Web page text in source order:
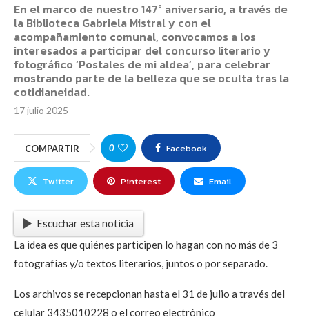
En el marco de nuestro 147° aniversario, a través de
la Biblioteca Gabriela Mistral y con el
acompañamiento comunal, convocamos a los
interesados a participar del concurso literario y
fotográfico ‘Postales de mi aldea’, para celebrar
mostrando parte de la belleza que se oculta tras la
cotidianeidad.
17 julio 2025
COMPARTIR 0 Facebook
Twitter Pinterest Email
Escuchar esta noticia
La idea es que quiénes participen lo hagan con no más de 3
fotografías y/o textos literarios, juntos o por separado.
Los archivos se recepcionan hasta el 31 de julio a través del
celular 3435010228 o el correo electrónico